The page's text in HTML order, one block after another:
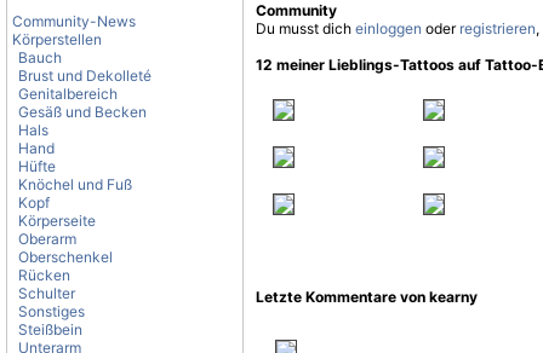
Community-News
Körperstellen
Bauch
Brust und Dekolleté
Genitalbereich
Gesäß und Becken
Hals
Hand
Hüfte
Knöchel und Fuß
Kopf
Körperseite
Oberarm
Oberschenkel
Rücken
Schulter
Sonstiges
Steißbein
Unterarm
Community
Du musst dich einloggen oder registrieren
12 meiner Lieblings-Tattoos auf
Letzte Kommentare von kearny